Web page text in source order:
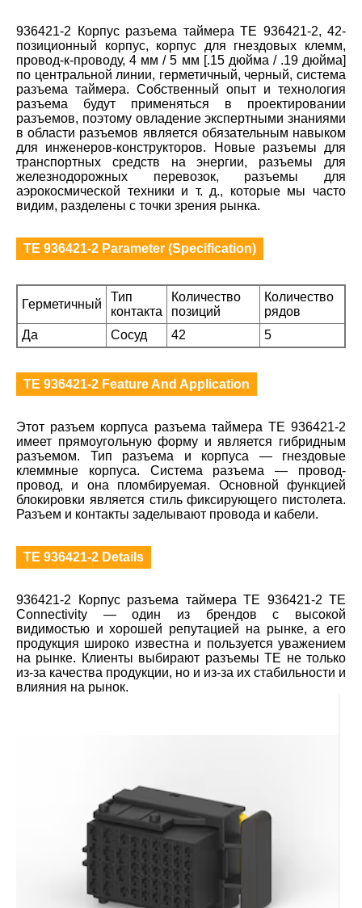
936421-2 Корпус разъема таймера TE 936421-2, 42-
позиционный корпус, корпус для гнездовых клемм,
провод-к-проводу, 4 мм / 5 мм [.15 дюйма / .19 дюйма]
по центральной линии, герметичный, черный, система
разъема таймера. Собственный опыт и технология
разъема будут применяться в проектировании
разъемов, поэтому овладение экспертными знаниями
в области разъемов является обязательным навыком
для инженеров-конструкторов. Новые разъемы для
транспортных средств на энергии, разъемы для
железнодорожных перевозок, разъемы для
аэрокосмической техники и т. д., которые мы часто
видим, разделены с точки зрения рынка.
TE 936421-2 Parameter (Specification)
Герметичный
Тип
контакта
Количество
позиций
Количество
рядов
Да
Сосуд 42 5
TE 936421-2 Feature And Application
Этот разъем корпуса разъема таймера TE 936421-2
имеет прямоугольную форму и является гибридным
разъемом. Тип разъема и корпуса — гнездовые
клеммные корпуса. Система разъема — провод-
провод, и она пломбируемая. Основной функцией
блокировки является стиль фиксирующего пистолета.
Разъем и контакты заделывают провода и кабели.
TE 936421-2 Details
936421-2 Корпус разъема таймера TE 936421-2 TE
Connectivity — один из брендов с высокой
видимостью и хорошей репутацией на рынке, а его
продукция широко известна и пользуется уважением
на рынке. Клиенты выбирают разъемы TE не только
из-за качества продукции, но и из-за их стабильности и
влияния на рынок.